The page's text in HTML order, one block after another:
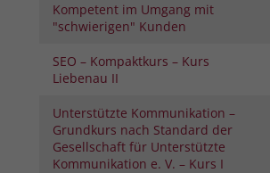
Kompetent im Umgang mit
"schwierigen" Kunden
SEO – Kompaktkurs – Kurs
Liebenau II
Unterstützte Kommunikation –
Grundkurs nach Standard der
Gesellschaft für Unterstützte
Kommunikation e. V. – Kurs I